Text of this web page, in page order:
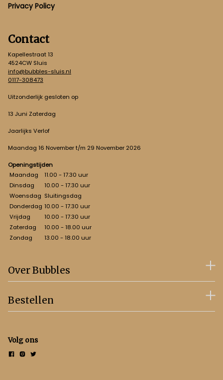
Privacy Policy
Contact
Kapellestraat 13
4524CW Sluis
info@bubbles-sluis.nl
0117-308473
Uitzonderlijk gesloten op
13 Juni Zaterdag
Jaarlijks Verlof
Maandag 16 November t/m 29 November 2026
Openingstijden
Maandag
11.00 - 17.30 uur
Dinsdag
10.00 - 17.30 uur
Woensdag Sluitingsdag
Donderdag 10.00 - 17.30 uur
Vrijdag
10.00 - 17.30 uur
Zaterdag
10.00 - 18.00 uur
Zondag
13.00 - 18.00 uur
Over Bubbles
Bestellen
Volg ons